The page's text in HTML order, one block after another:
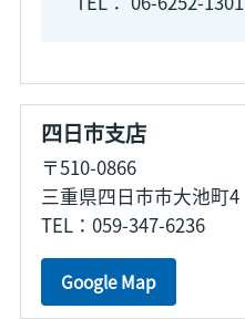
四日市支店
〒510-0866
三重県四日市市大池町4
TEL：059-347-6236
Google Map